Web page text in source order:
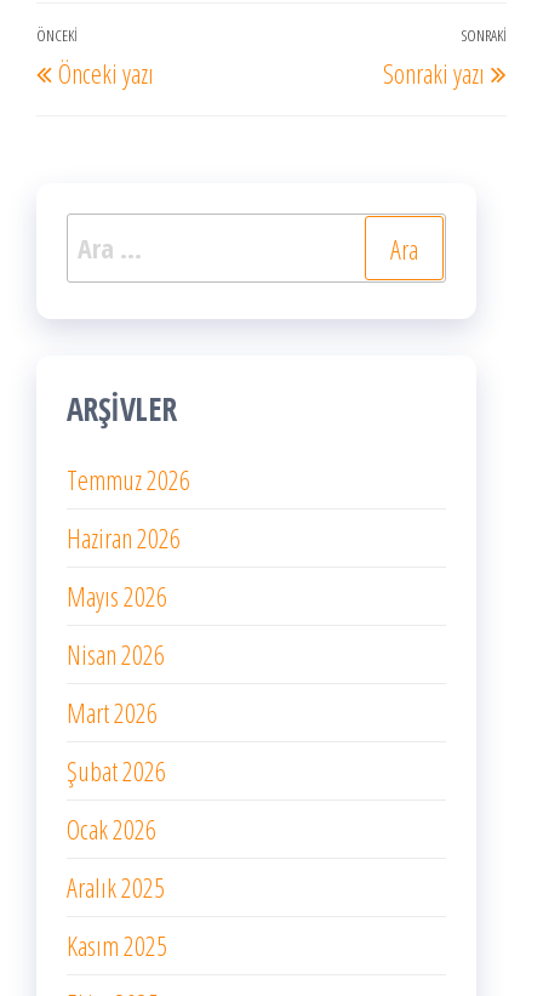
Yazı
dolaşımı
Önceki
Yazı
ÖNCEKI
Önceki yazı
SONRAKI
Sonraki yazı
Arama:
ARŞIVLER
Temmuz 2026
Haziran 2026
Mayıs 2026
Nisan 2026
Mart 2026
Şubat 2026
Ocak 2026
Aralık 2025
Kasım 2025